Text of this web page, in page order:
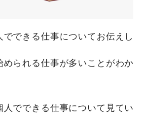
できる仕事についてお伝えし
められる仕事が多いことがわか
人でできる仕事について見てい